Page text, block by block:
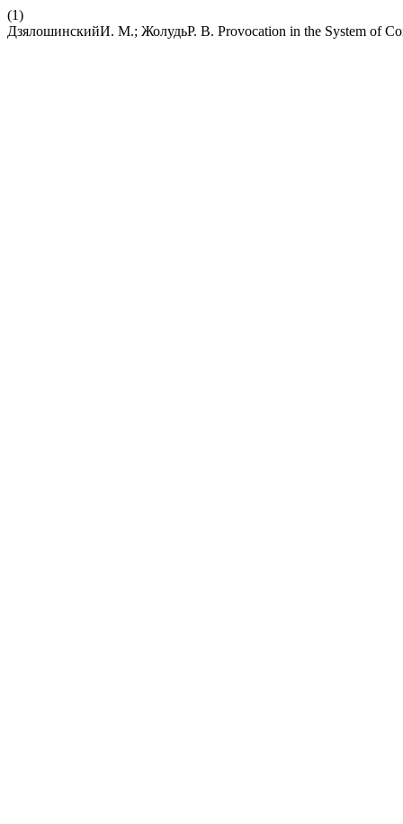
(1)
ДзялошинскийИ. М.; ЖолудьР. В. Provocation in the System of